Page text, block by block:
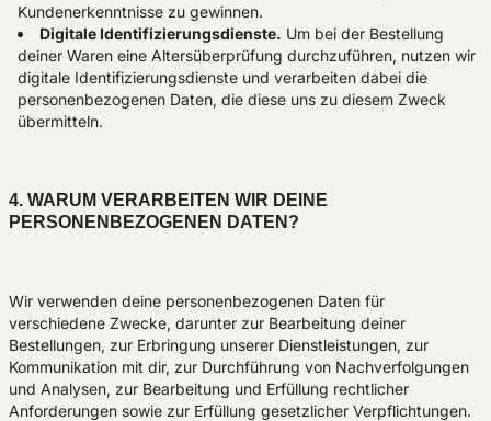
Kundenerkenntnisse zu gewinnen.
Digitale Identifizierungsdienste. Um bei der Bestellung
deiner Waren eine Altersüberprüfung durchzuführen, nutzen wir
digitale Identifizierungsdienste und verarbeiten dabei die
personenbezogenen Daten, die diese uns zu diesem Zweck
übermitteln.
4. WARUM VERARBEITEN WIR DEINE
PERSONENBEZOGENEN DATEN?
Wir verwenden deine personenbezogenen Daten für
verschiedene Zwecke, darunter zur Bearbeitung deiner
Bestellungen, zur Erbringung unserer Dienstleistungen, zur
Kommunikation mit dir, zur Durchführung von Nachverfolgungen
und Analysen, zur Bearbeitung und Erfüllung rechtlicher
Anforderungen sowie zur Erfüllung gesetzlicher Verpflichtungen.